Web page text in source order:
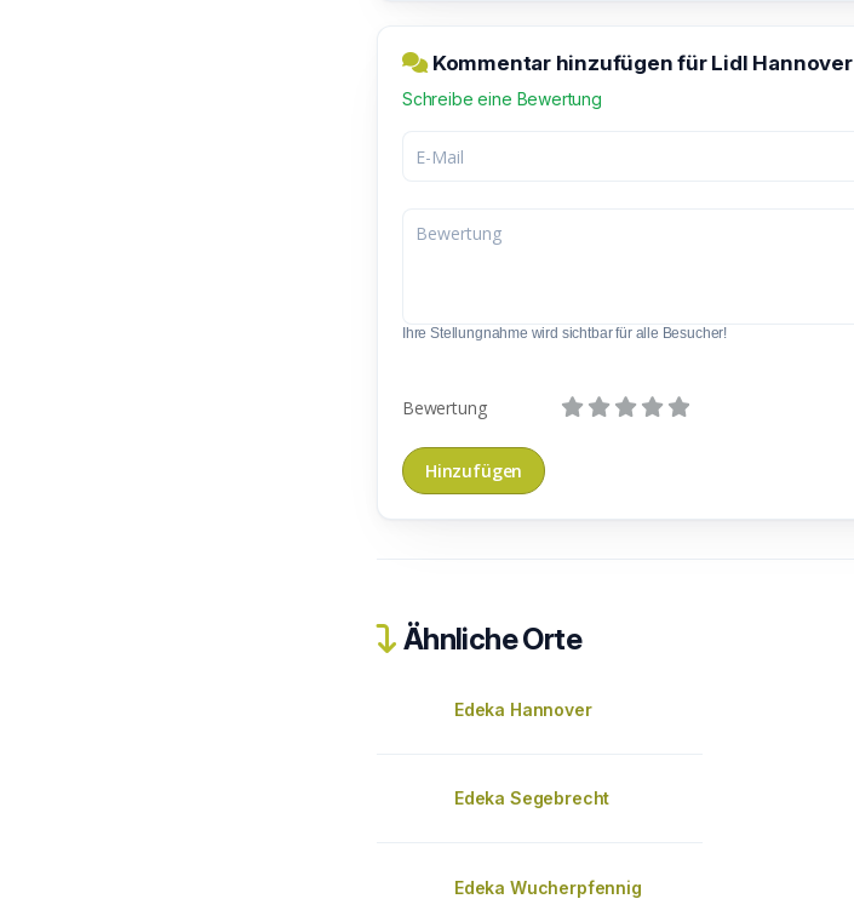
Kommentar hinzufügen für Lidl Hannover
Schreibe eine Bewertung
Ihre Stellungnahme wird sichtbar für alle Besucher!
Bewertung
Ähnliche Orte
Edeka Hannover
Edeka Segebrecht
Edeka Wucherpfennig